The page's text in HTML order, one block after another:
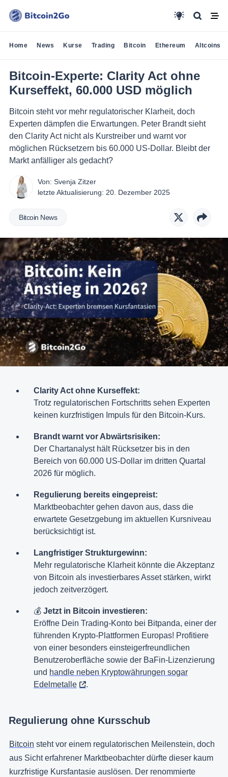
Home News Kurse Trading Bitcoin Ethereum Altcoins
Bitcoin-Experte: Clarity Act ohne
Kurseffekt, 60.000 USD möglich
Bitcoin steht vor mehr regulatorischer Klarheit, doch
Experten dämpfen die Erwartungen. Peter Brandt sieht
den Clarity Act nicht als Kurstreiber und warnt vor
möglichen Rücksetzern bis 60.000 US-Dollar. Bleibt der
Markt anfälliger als gedacht?
Von: Svenja Zitzer
letzte Aktualisierung: 20. Dezember 2025
Bitcoin News
Clarity Act ohne Kurseffekt:
Trotz regulatorischen Fortschritts sehen Experten
keinen kurzfristigen Impuls für den Bitcoin-Kurs.
Brandt warnt vor Abwärtsrisiken:
Der Chartanalyst hält Rücksetzer bis in den
Bereich von 60.000 US-Dollar im dritten Quartal
2026 für möglich.
Regulierung bereits eingepreist:
Marktbeobachter gehen davon aus, dass die
erwartete Gesetzgebung im aktuellen Kursniveau
berücksichtigt ist.
Langfristiger Strukturgewinn:
Mehr regulatorische Klarheit könnte die Akzeptanz
von Bitcoin als investierbares Asset stärken, wirkt
jedoch zeitverzögert.
💰 Jetzt in Bitcoin investieren:
Eröffne Dein Trading-Konto bei Bitpanda, einer der
führenden Krypto-Plattformen Europas! Profitiere
von einer besonders einsteigerfreundlichen
Benutzeroberfläche sowie der BaFin-Lizenzierung
und handle neben Kryptowährungen sogar
Edelmetalle
.
Regulierung ohne Kursschub
Bitcoin steht vor einem regulatorischen Meilenstein, doch
aus Sicht erfahrener Marktbeobachter dürfte dieser kaum
kurzfristige Kursfantasie auslösen. Der renommierte